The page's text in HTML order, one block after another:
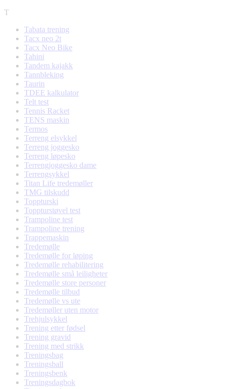
T
Tabata trening
Tacx neo 2t
Tacx Neo Bike
Tahini
Tandem kajakk
Tannbleking
Taurin
TDEE kalkulator
Telt test
Tennis Racket
TENS maskin
Termos
Terreng elsykkel
Terreng joggesko
Terreng løpesko
Terrengjoggesko dame
Terrengsykkel
Titan Life tredemøller
TMG tilskudd
Toppturski
Toppturstøvel test
Trampoline test
Trampoline trening
Trappemaskin
Tredemølle
Tredemølle for løping
Tredemølle rehabilitering
Tredemølle små leiligheter
Tredemølle store personer
Tredemølle tilbud
Tredemølle vs ute
Tredemøller uten motor
Trehjulsykkel
Trening etter fødsel
Trening gravid
Trening med strikk
Treningsbag
Treningsball
Treningsbenk
Treningsdagbok